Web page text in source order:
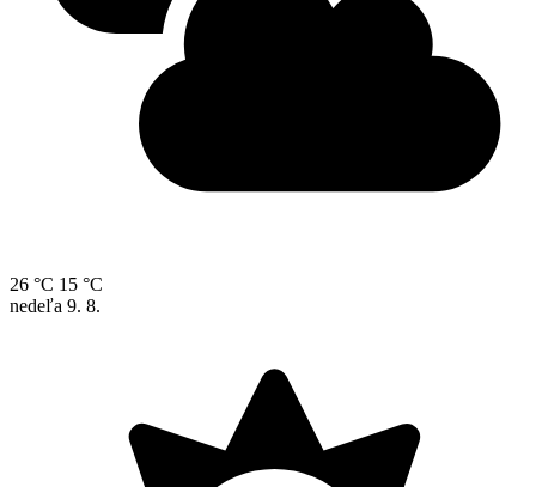
26 °C 15 °C
nedeľa 9. 8.